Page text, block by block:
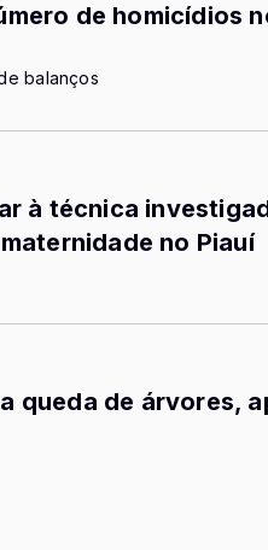
de homicídios
balanços
à técnica
no Piauí
queda de árvores,